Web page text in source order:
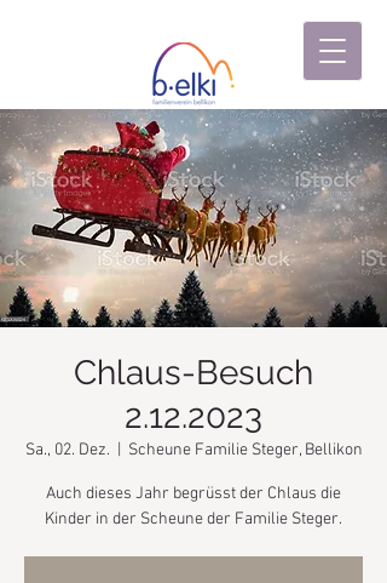
Chlaus-Besuch
2.12.2023
Sa., 02. Dez. Scheune Familie Steger, Bellikon
Auch dieses Jahr begrüsst der Chlaus die
Kinder in der Scheune der Familie Steger.